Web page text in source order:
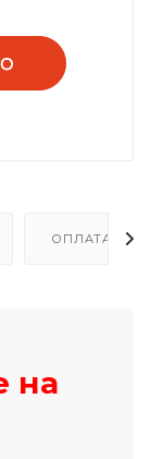
ОПЛАТА И
на